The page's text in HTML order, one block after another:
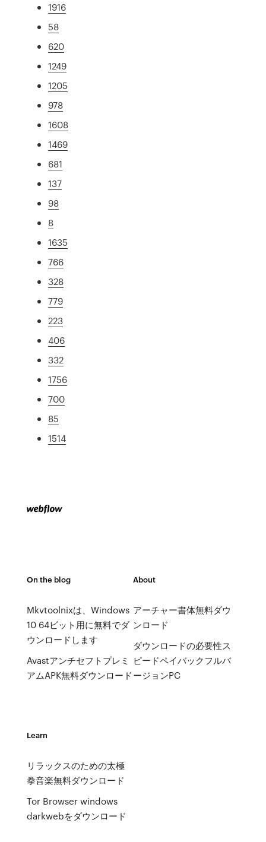
1916
58
620
1249
1205
978
1608
1469
681
137
98
8
1635
766
328
779
223
406
332
1756
700
85
1514
On the blog
Mkvtoolnixは、Windows
10 64ビット用に無料でダ
ウンロードします
Avastアンチセフトプレミ
アムAPK無料ダウンロード
About
アーチャー書体無料ダウ
ンロード
ダウンロードの必要性ス
ピードペイバックフルバ
ージョンPC
Learn
リラックスのための太極
拳音楽無料ダウンロード
Tor Browser windows
darkwebをダウンロード